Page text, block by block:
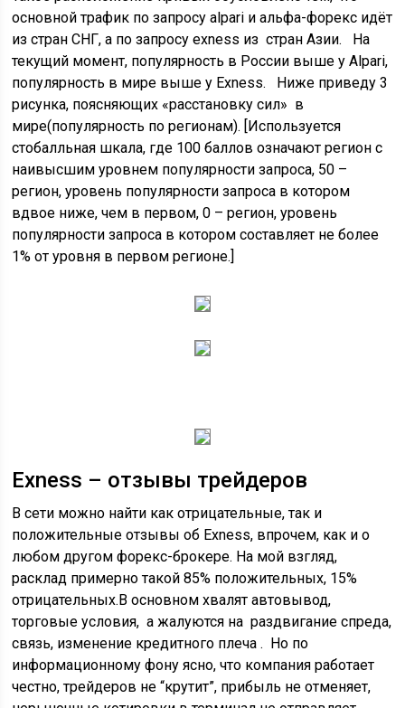
основной трафик по запросу alpari и альфа-форекс идёт
из стран СНГ, а по запросу exness из стран Азии. На
текущий момент, популярность в России выше у Alpari,
популярность в мире выше у Exness. Ниже приведу 3
рисунка, поясняющих «расстановку сил» в
мире(популярность по регионам). [Используется
стобалльная шкала, где 100 баллов означают регион с
наивысшим уровнем популярности запроса, 50 –
регион, уровень популярности запроса в котором
вдвое ниже, чем в первом, 0 – регион, уровень
популярности запроса в котором составляет не более
1% от уровня в первом регионе.]
Exness – отзывы трейдеров
В сети можно найти как отрицательные, так и
положительные отзывы об Exness, впрочем, как и о
любом другом форекс-брокере. На мой взгляд,
расклад примерно такой 85% положительных, 15%
отрицательных.В основном хвалят автовывод,
торговые условия, а жалуются на раздвигание спреда,
связь, изменение кредитного плеча . Но по
информационному фону ясно, что компания работает
честно, трейдеров не “крутит”, прибыль не отменяет,